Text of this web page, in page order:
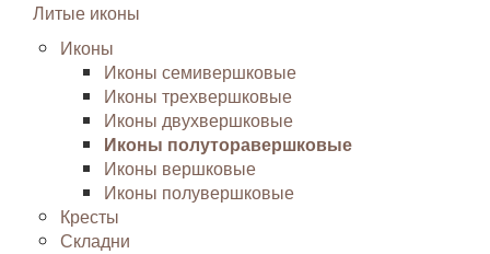
Литые иконы
Иконы
Иконы семивершковые
Иконы трехвершковые
Иконы двухвершковые
Иконы полуторавершковые
Иконы вершковые
Иконы полувершковые
Кресты
Складни